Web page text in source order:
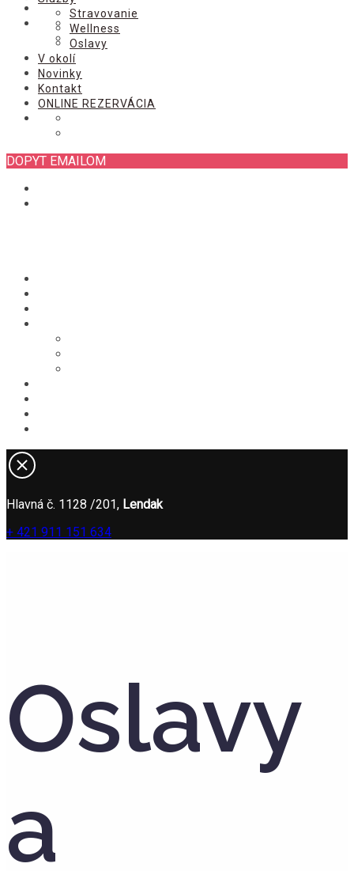
ONLINE REZERVÁCIA
Stravovanie
Wellness
Oslavy
V okolí
Novinky
Kontakt
ONLINE REZERVÁCIA
DOPYT EMAILOM
Hlavná č. 1128 /201, Lendak
+ 421 911 151 634
Oslavy
a